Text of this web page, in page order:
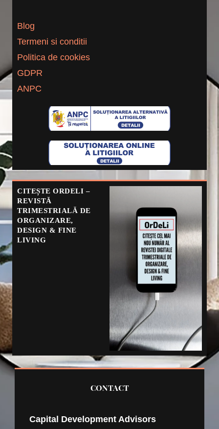
Blog
Termeni si conditii
Politica de cookies
GDPR
ANPC
CITEȘTE ORDELI –
REVISTĂ
TRIMESTRIALĂ DE
ORGANIZARE,
DESIGN & FINE
LIVING
CONTACT
Capital Development Advisors